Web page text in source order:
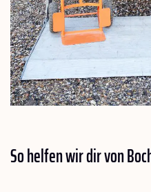
So helfen wir dir von